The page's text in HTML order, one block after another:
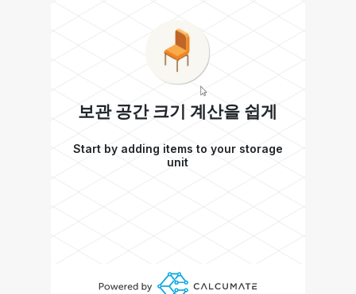
보관 공간 크기 계산을 쉽게
Start by adding items to your storage
unit